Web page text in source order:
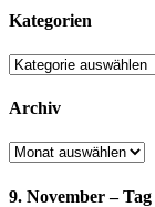
Kategorien
Kategorien
Archiv
Archiv
9. November –